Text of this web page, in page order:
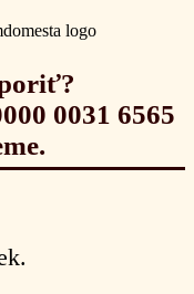
0031 6565